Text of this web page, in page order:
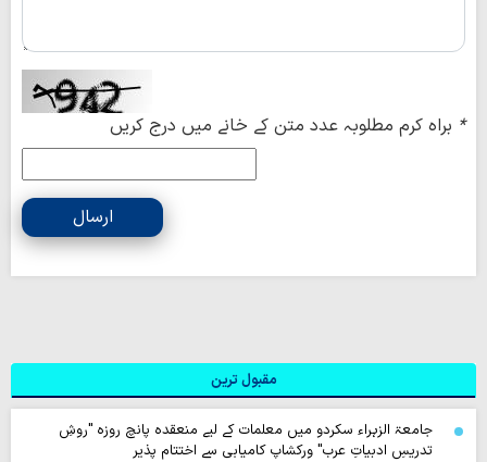
* براہ کرم مطلوبہ عدد متن کے خانے میں درج کریں
ارسال
مقبول ترین
جامعۃ الزہراء سکردو میں معلمات کے لیے منعقدہ پانچ روزہ "روشِ
تدریسِ ادبیاتِ عرب" ورکشاپ کامیابی سے اختتام پذیر